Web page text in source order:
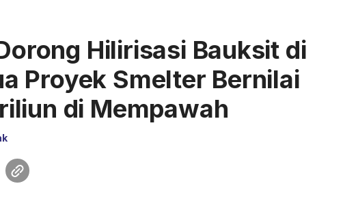
Hilirisasi Bauksit di
Proyek Smelter Bernilai
di Mempawah